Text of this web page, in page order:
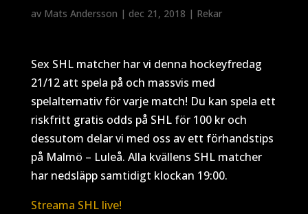
av Mats Andersson | dec 21, 2018 | Rekar
Sex SHL matcher har vi denna hockeyfredag
21/12 att spela på och massvis med
spelalternativ för varje match! Du kan spela ett
riskfritt gratis odds på SHL för 100 kr och
dessutom delar vi med oss av ett förhandstips
på Malmö – Luleå. Alla kvällens SHL matcher
har nedsläpp samtidigt klockan 19:00.
Streama SHL live!